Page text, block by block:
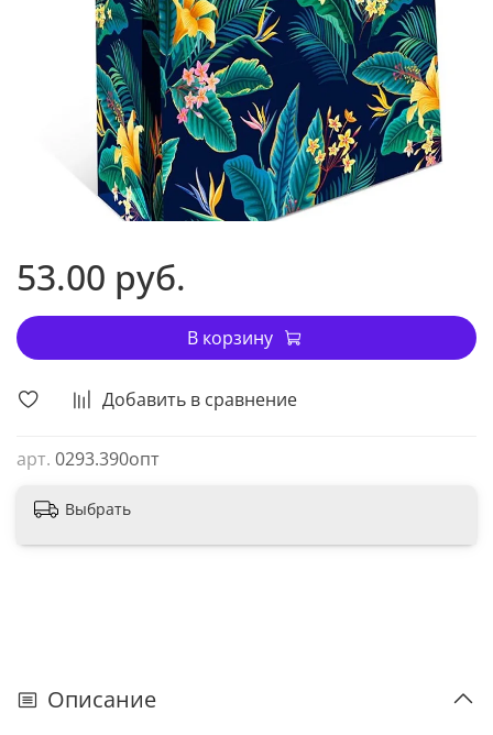
Добавить в сравнение
арт. 0293.390опт
53.00 руб.
В корзину
Выбрать
Описание